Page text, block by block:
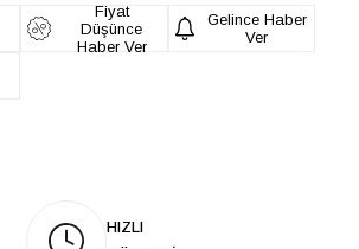
Fiyat
Düşünce
Haber Ver
Gelince Haber
Ver
HIZLI